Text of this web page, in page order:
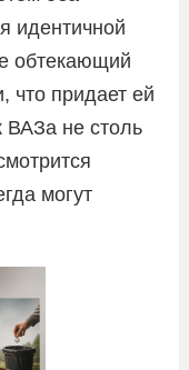
идентичной
обтекающий
что придает ей
ВАЗа не столь
могут